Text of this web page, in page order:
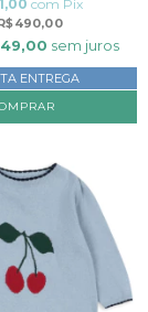
com Pix
sem juros
ENTREGA